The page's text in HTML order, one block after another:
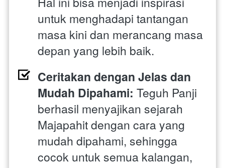
untuk menghadapi tantangan
masa kini dan merancang masa
depan yang lebih baik.
Ceritakan dengan Jelas dan
Mudah Dipahami: Teguh Panji
berhasil menyajikan sejarah
Majapahit dengan cara yang
mudah dipahami, sehingga
cocok untuk semua kalangan,